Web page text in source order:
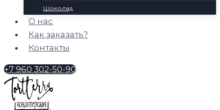
Шоколад
О нас
Как заказать?
Контакты
+7 960 302-50-90